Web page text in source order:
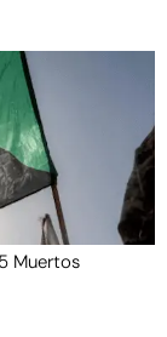
Muertos